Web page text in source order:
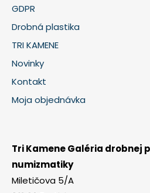
GDPR
Drobná plastika
TRI KAMENE
Novinky
Kontakt
Moja objednávka
Tri Kamene Galéria drobnej
numizmatiky
Miletičova 5/A